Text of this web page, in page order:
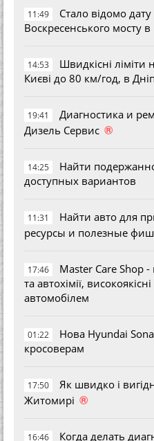
11:49
Стало відомо
Воскресенського мосту в
14:53
Швидкісні
Києві до 80 км/год, в
19:41
Диагностика и
Дизель Сервис ®
14:25
Найти
доступных вариантов
11:31
Найти авто для
ресурсы и полезные
17:46
Master Care Shop
та автохімії,
автомобілем
01:22
Нова Hyundai
кросоверам
17:50
Як швидко і
Житомирі ®
16:46
Когда делать